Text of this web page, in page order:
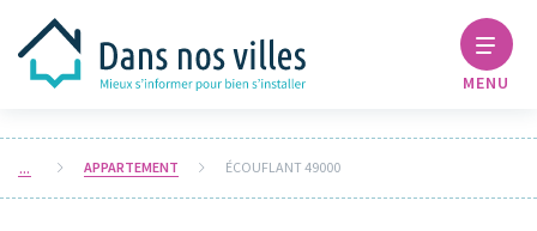
MENU
APPARTEMENT ÉCOUFLANT 49000